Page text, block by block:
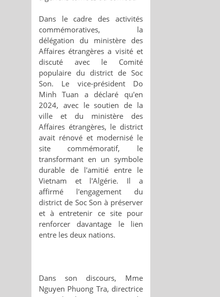
Dans le cadre des activités
commémoratives, la
délégation du ministère des
Affaires étrangères a visité et
discuté avec le Comité
populaire du district de Soc
Son. Le vice-président Do
Minh Tuan a déclaré qu'en
2024, avec le soutien de la
ville et du ministère des
Affaires étrangères, le district
avait rénové et modernisé le
site commémoratif, le
transformant en un symbole
durable de l'amitié entre le
Vietnam et l'Algérie. Il a
affirmé l'engagement du
district de Soc Son à préserver
et à entretenir ce site pour
renforcer davantage le lien
entre les deux nations.
Dans son discours, Mme
Nguyen Phuong Tra, directrice